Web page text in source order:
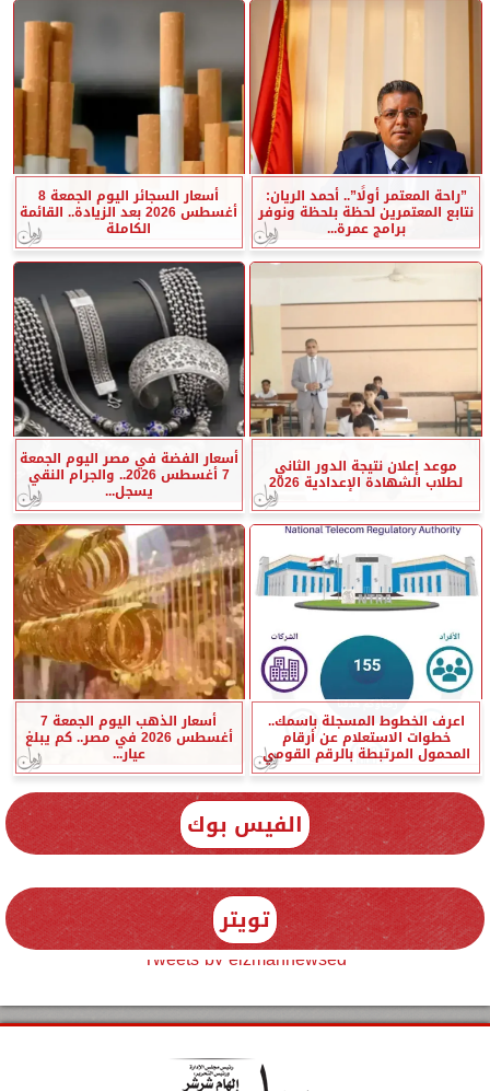
”راحة المعتمر أولًا”.. أحمد الريان:
نتابع المعتمرين لحظة بلحظة ونوفر
برامج عمرة...
أسعار السجائر اليوم الجمعة 8
أغسطس 2026 بعد الزيادة.. القائمة
الكاملة
موعد إعلان نتيجة الدور الثاني
لطلاب الشهادة الإعدادية 2026
أسعار الفضة في مصر اليوم الجمعة
7 أغسطس 2026.. والجرام النقي
يسجل...
اعرف الخطوط المسجلة باسمك..
خطوات الاستعلام عن أرقام
المحمول المرتبطة بالرقم القومي
أسعار الذهب اليوم الجمعة 7
أغسطس 2026 في مصر.. كم يبلغ
عيار...
الفيس بوك
تويتر
Tweets by elzmannewseg